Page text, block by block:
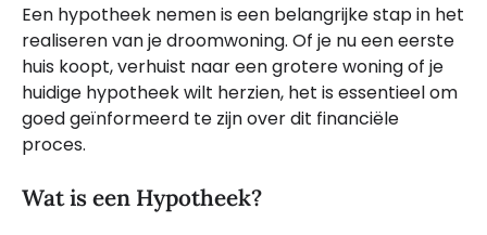
Een hypotheek nemen is een belangrijke stap in het
realiseren van je droomwoning. Of je nu een eerste
huis koopt, verhuist naar een grotere woning of je
huidige hypotheek wilt herzien, het is essentieel om
goed geïnformeerd te zijn over dit financiële
proces.
Wat is een Hypotheek?